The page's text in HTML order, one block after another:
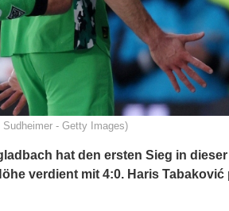
- Getty Images)
hat den ersten Sieg in
verdient mit 4:0. Haris